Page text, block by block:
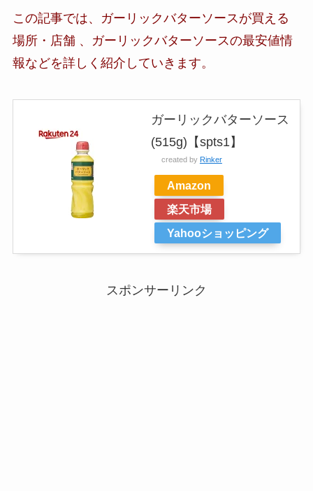
この記事では、 ガーリックバターソースが買える
場所・店舗 、
ガーリックバターソースの最安値情
報などを詳しく紹介していきます。
ガーリックバターソース
(515g)【spts1】
created by Rinker
Amazon
楽天市場
Yahooショッピング
スポンサーリンク